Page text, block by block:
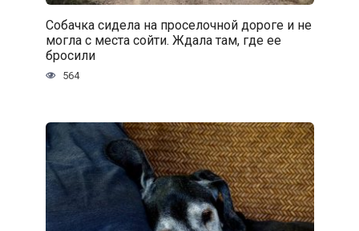
Собачка сидела на проселочной дороге и не
могла с места сойти. Ждала там, где ее
бросили
564